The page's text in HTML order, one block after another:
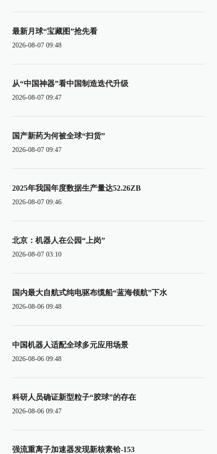
最新月球“宝藏图”抢先看
2026-08-07 09:48
从“中国神器”看中国制造迭代升级
2026-08-07 09:47
国产新药为何被全球“扫货”
2026-08-07 09:47
2025年我国年度数据生产量达52.26ZB
2026-08-07 09:46
北京：机器人在公园“上岗”
2026-08-07 03:10
国内最大自航式纯电驱布缆船“蓝海领航”下水
2026-08-06 09:48
中国机器人适配全球多元应用场景
2026-08-06 09:48
科研人员确证新型粒子“胶球”的存在
2026-08-06 09:47
强流重离子加速器发现新核素铪-153